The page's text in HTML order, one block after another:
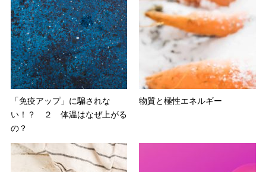
「免疫アップ」に騙されな
い！？ ２ 体温はなぜ上がる
の？
物質と極性エネルギー